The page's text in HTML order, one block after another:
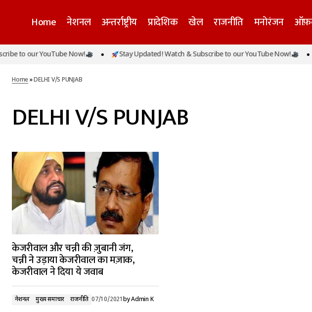
Home नेशनल अन्तर्राष्ट्रीय प्रादेशिक खेल राजनीति मनोरंजन
to our YouTube Now! Stay Updated! Watch & Subscribe to our YouTube Now!
Home»DELHI V/S PUNJAB
DELHI V/S PUNJAB
केजरीवाल और चन्नी की ज़ुबानी जंग,
चन्नी ने उड़ाया केजरीवाल का मज़ाक,
केजरीवाल ने दिया ये जवाब
नेशनल मुख्य समाचार राजनीति 07/10/2021byAdmin K